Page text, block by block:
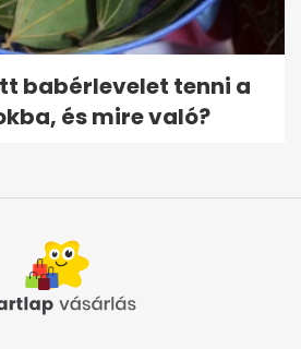
babérlevelet tenni a
és mire való?